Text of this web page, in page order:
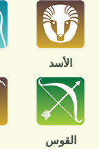
الأسد
القوس